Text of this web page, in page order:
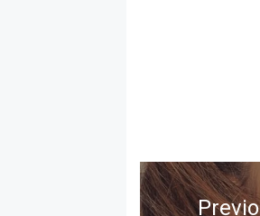
Navigazione
articoli